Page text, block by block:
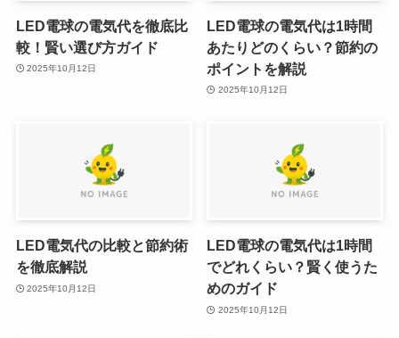
LED電球の電気代を徹底比
較！賢い選び方ガイド
2025年10月12日
LED電球の電気代は1時間
あたりどのくらい？節約の
ポイントを解説
2025年10月12日
LED電気代の比較と節約術
を徹底解説
2025年10月12日
LED電球の電気代は1時間
でどれくらい？賢く使うた
めのガイド
2025年10月12日